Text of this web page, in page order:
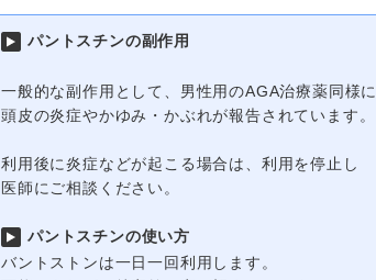
パントスチンの副作用
一般的な副作用として、男性用のAGA治療薬同様に
頭皮の炎症やかゆみ・かぶれが報告されています。
利用後に炎症などが起こる場合は、利用を停止し
医師にご相談ください。
パントスチンの使い方
バントストンは一日一回利用します。